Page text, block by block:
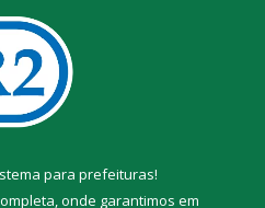
para prefeituras!
onde garantimos em